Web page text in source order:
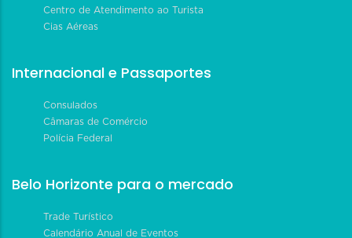
Centro de Atendimento ao Turista
Cias Aéreas
Internacional e Passaportes
Consulados
Câmaras de Comércio
Polícia Federal
Belo Horizonte para o mercado
Trade Turístico
Calendário Anual de Eventos